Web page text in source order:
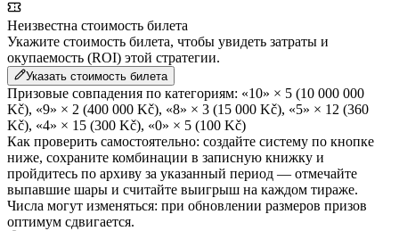
Неизвестна стоимость билета
Укажите стоимость билета, чтобы увидеть затраты и
окупаемость (ROI) этой стратегии.
Указать стоимость билета
Призовые совпадения по категориям: «10» × 5 (10 000 000
Kč), «9» × 2 (400 000 Kč), «8» × 3 (15 000 Kč), «5» × 12 (360
Kč), «4» × 15 (300 Kč), «0» × 5 (100 Kč)
Как проверить самостоятельно: создайте систему по кнопке
ниже, сохраните комбинации в записную книжку и
пройдитесь по архиву за указанный период — отмечайте
выпавшие шары и считайте выигрыш на каждом тираже.
Числа могут изменяться: при обновлении размеров призов
оптимум сдвигается.